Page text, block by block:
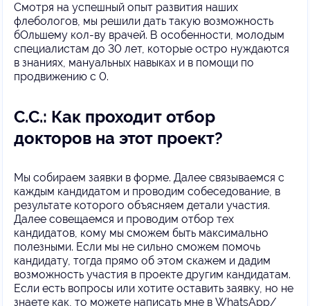
Смотря на успешный опыт развития наших
флебологов, мы решили дать такую возможность
бОльшему кол-ву врачей. В особенности, молодым
специалистам до 30 лет, которые остро нуждаются
в знаниях, мануальных навыках и в помощи по
продвижению с 0.
С.С.: Как проходит отбор
докторов на этот проект?
Мы собираем заявки в форме. Далее связываемся с
каждым кандидатом и проводим собеседование, в
результате которого объясняем детали участия.
Далее совещаемся и проводим отбор тех
кандидатов, кому мы сможем быть максимально
полезными. Если мы не сильно сможем помочь
кандидату, тогда прямо об этом скажем и дадим
возможность участия в проекте другим кандидатам.
Если есть вопросы или хотите оставить заявку, но не
знаете как, то можете написать мне в WhatsApp/